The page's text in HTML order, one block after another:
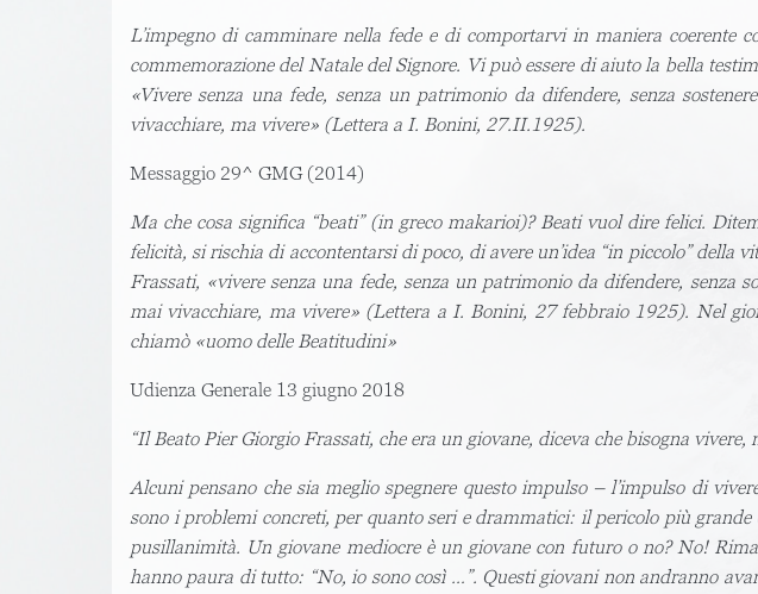
L’impegno di camminare nella fede e di comportarvi in maniera
commemorazione del Natale del Signore. Vi può essere di aiuto la bella
«Vivere senza una fede, senza un patrimonio da difendere, senza
vivacchiare, ma vivere» (Lettera a I. Bonini, 27.II.1925).
Messaggio 29^ GMG (2014)
Ma che cosa significa “beati” (in greco makarioi)? Beati vuol dire felici.
felicità, si rischia di accontentarsi di poco, di avere un’idea “in piccolo”
Frassati, «vivere senza una fede, senza un patrimonio da difendere,
mai vivacchiare, ma vivere» (Lettera a I. Bonini, 27 febbraio 1925). Nel
chiamò «uomo delle Beatitudini»
Udienza Generale 13 giugno 2018
“Il Beato Pier Giorgio Frassati, che era un giovane, diceva che bisogna
Alcuni pensano che sia meglio spegnere questo impulso – l’impulso di
sono i problemi concreti, per quanto seri e drammatici: il pericolo più
pusillanimità. Un giovane mediocre è un giovane con futuro o no? No!
hanno paura di tutto: “No, io sono così …”. Questi giovani non andranno